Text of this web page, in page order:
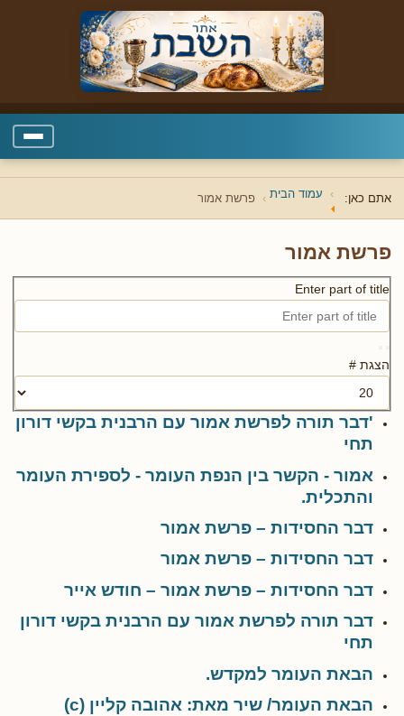
אתם כאן: עמוד הבית פרשת אמור
פרשת אמור
Enter part of title
הצגת #
'דבר תורה לפרשת אמור עם הרבנית בקשי דורון
תחי
אמור - הקשר בין הנפת העומר - לספירת העומר
והתכלית.
דבר החסידות – פרשת אמור
דבר החסידות – פרשת אמור
דבר החסידות – פרשת אמור – חודש אייר
דבר תורה לפרשת אמור עם הרבנית בקשי דורון
תחי
הבאת העומר למקדש.
הבאת העומר/ שיר מאת: אהובה קליין (c)